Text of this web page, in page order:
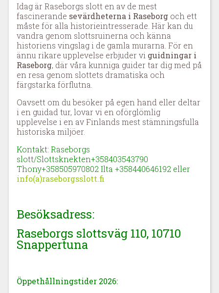
Idag är Raseborgs slott en av de mest
fascinerande sevärdheterna i Raseborg och ett
måste för alla historieintresserade. Här kan du
vandra genom slottsruinerna och känna
historiens vingslag i de gamla murarna. För en
ännu rikare upplevelse erbjuder vi guidningar i
Raseborg, där våra kunniga guider tar dig med på
en resa genom slottets dramatiska och
färgstarka förflutna.
Oavsett om du besöker på egen hand eller deltar
i en guidad tur, lovar vi en oförglömlig
upplevelse i en av Finlands mest stämningsfulla
historiska miljöer.
Kontakt: Raseborgs
slott/Slottsknekten+358403543790
Thony+358505970802 Ilta +358440646192 eller
info(a)raseborgsslott.fi
Besöksadress:
Raseborgs slottsväg 110, 10710
Snappertuna
Öppethållningstider 2026: